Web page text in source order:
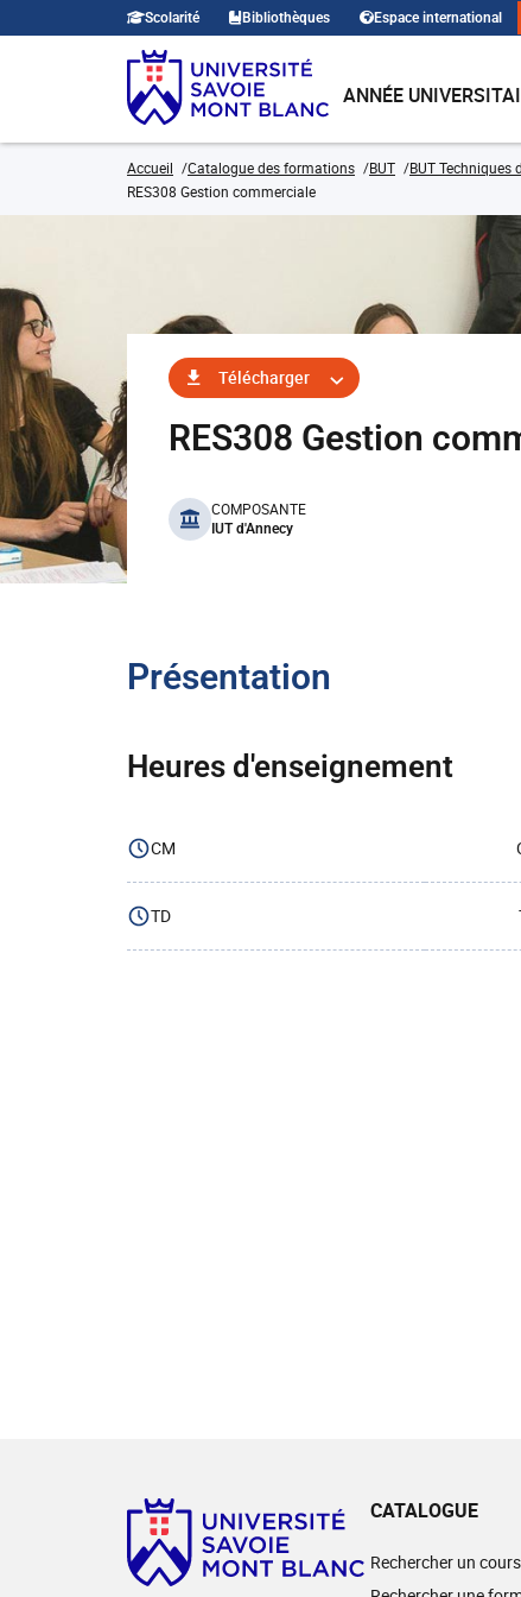
Scolarité Bibliothèques Espace international
ANNÉE
Accueil Catalogue des formations BUT BUT
RES308 Gestion commerciale
Télécharger
RES308 Gestion
benefits
COMPOSANTE
IUT d'Annecy
Présentation
Heures d'enseignement
CM
TD
CATALOGUE
Rechercher un cours